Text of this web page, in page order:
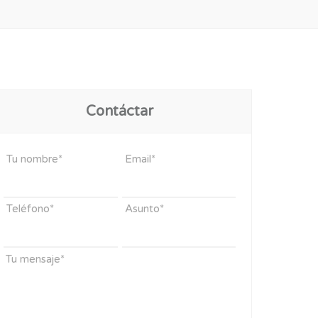
Contáctar
Tu nombre*
Teléfono*
Email*
Asunto*
Tu mensaje*